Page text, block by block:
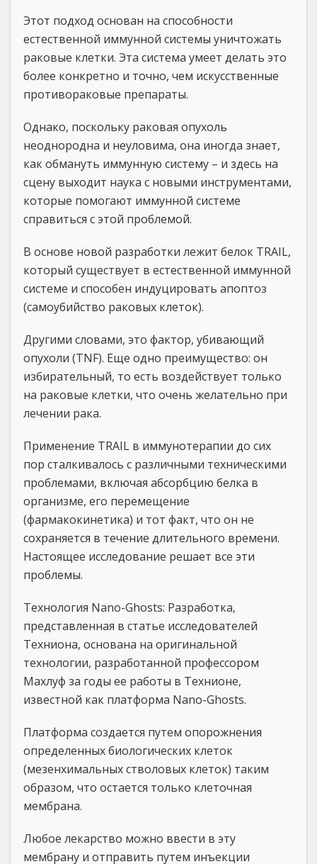
Этот подход основан на способности
естественной иммунной системы уничтожать
раковые клетки. Эта система умеет делать это
более конкретно и точно, чем искусственные
противораковые препараты.
Однако, поскольку раковая опухоль
неоднородна и неуловима, она иногда знает,
как обмануть иммунную систему – и здесь на
сцену выходит наука с новыми инструментами,
которые помогают иммунной системе
справиться с этой проблемой.
В основе новой разработки лежит белок TRAIL,
который существует в естественной иммунной
системе и способен индуцировать апоптоз
(самоубийство раковых клеток).
Другими словами, это фактор, убивающий
опухоли (TNF). Еще одно преимущество: он
избирательный, то есть воздействует только
на раковые клетки, что очень желательно при
лечении рака.
Применение TRAIL в иммунотерапии до сих
пор сталкивалось с различными техническими
проблемами, включая абсорбцию белка в
организме, его перемещение
(фармакокинетика) и тот факт, что он не
сохраняется в течение длительного времени.
Настоящее исследование решает все эти
проблемы.
Технология Nano-Ghosts: Разработка,
представленная в статье исследователей
Техниона, основана на оригинальной
технологии, разработанной профессором
Махлуф за годы ее работы в Технионе,
известной как платформа Nano-Ghosts.
Платформа создается путем опорожнения
определенных биологических клеток
(мезенхимальных стволовых клеток) таким
образом, что остается только клеточная
мембрана.
Любое лекарство можно ввести в эту
мембрану и отправить путем инъекции